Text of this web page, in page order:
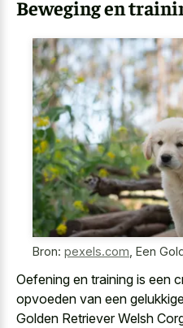
Beweging en
Bron: pexels.com Een
Oefening en training is een
opvoeden van een
Golden Retriever Welsh